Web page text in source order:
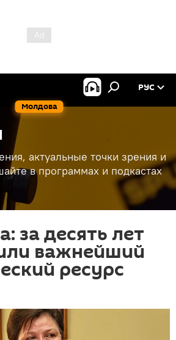
Молдова
РУС
актуальные точки зрения и
в программах и подкастах
за десять лет
важнейший
ресурс